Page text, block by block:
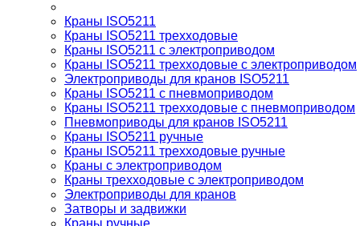
Краны ISO5211
Краны ISO5211 трехходовые
Краны ISO5211 с электроприводом
Краны ISO5211 трехходовые с электроприводом
Электроприводы для кранов ISO5211
Краны ISO5211 с пневмоприводом
Краны ISO5211 трехходовые с пневмоприводом
Пневмоприводы для кранов ISO5211
Краны ISO5211 ручные
Краны ISO5211 трехходовые ручные
Краны с электроприводом
Краны трехходовые с электроприводом
Электроприводы для кранов
Затворы и задвижки
Краны ручные